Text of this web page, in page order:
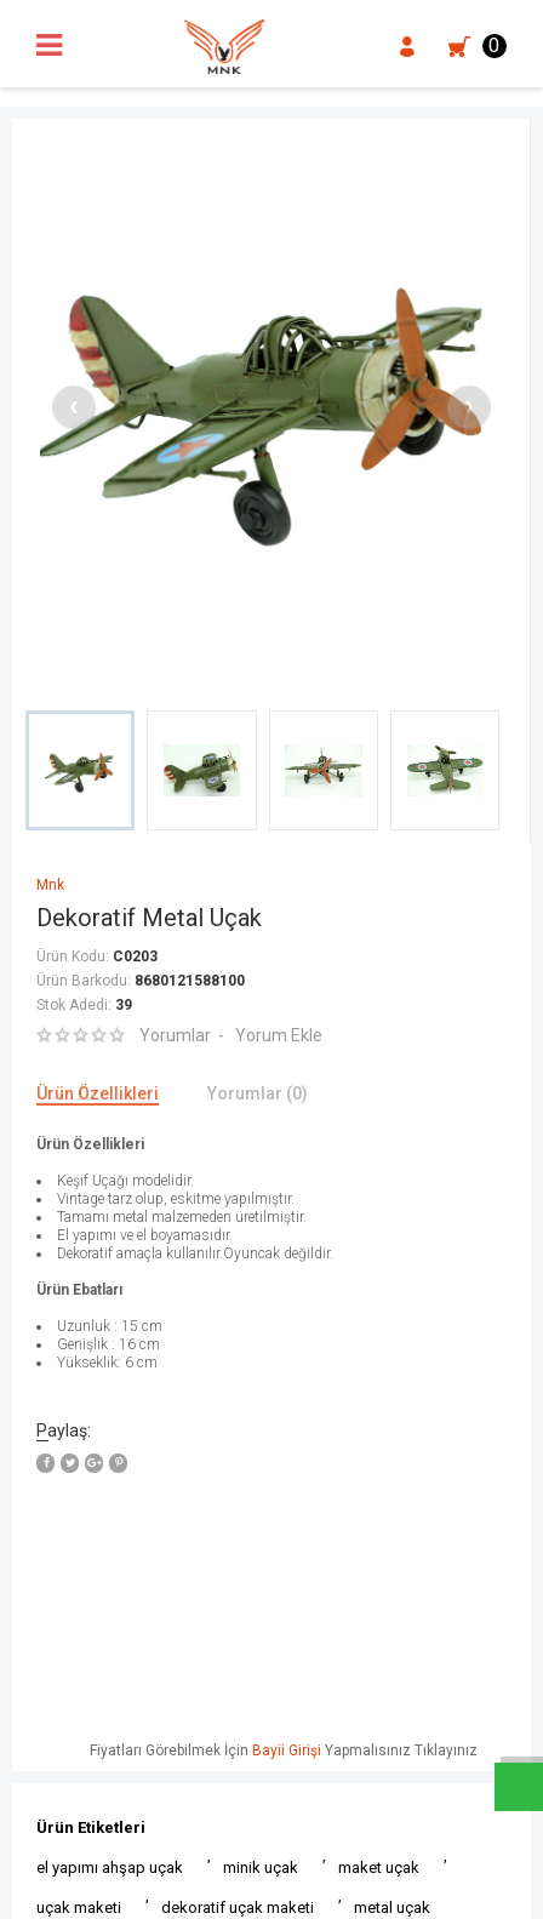
0
Mnk
Dekoratif Metal Uçak
Ürün Kodu: C0203
Ürün Barkodu: 8680121588100
Stok Adedi: 39
Yorumlar Yorum Ekle
Fiyatları Görebilmek İçin Bayii Girişi Yapmalısınız Tıklayınız
Ürün Özellikleri Yorumlar (0)
Ürün Özellikleri
Keşif Uçağı modelidir.
Vintage tarz olup, eskitme yapılmıştır.
Tamamı metal malzemeden üretilmiştir.
El yapımı ve el boyamasıdır.
Dekoratif amaçla kullanılır.Oyuncak değildir.
Ürün Ebatları
Uzunluk : 15 cm
Genişlik : 16 cm
Yükseklik: 6 cm
Paylaş:
Ürün Etiketleri
el yapımı ahşap uçak
,
minik uçak
,
maket uçak
,
uçak maketi
,
dekoratif uçak maketi
,
metal uçak